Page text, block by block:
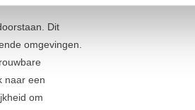
Dit
omgevingen.
naar een
om